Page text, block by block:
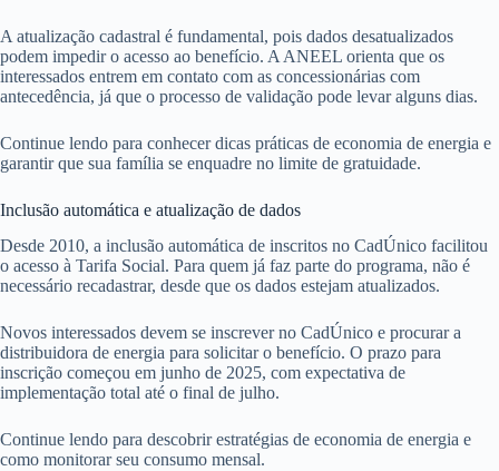
A atualização cadastral é fundamental, pois dados desatualizados
podem impedir o acesso ao benefício. A ANEEL orienta que os
interessados entrem em contato com as concessionárias com
antecedência, já que o processo de validação pode levar alguns dias.
Continue lendo para conhecer dicas práticas de economia de energia e
garantir que sua família se enquadre no limite de gratuidade.
Inclusão automática e atualização de dados
Desde 2010, a inclusão automática de inscritos no CadÚnico facilitou
o acesso à Tarifa Social. Para quem já faz parte do programa, não é
necessário recadastrar, desde que os dados estejam atualizados.
Novos interessados devem se inscrever no CadÚnico e procurar a
distribuidora de energia para solicitar o benefício. O prazo para
inscrição começou em junho de 2025, com expectativa de
implementação total até o final de julho.
Continue lendo para descobrir estratégias de economia de energia e
como monitorar seu consumo mensal.